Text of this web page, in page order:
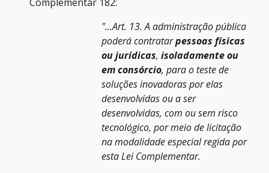
"...Art. 13. A administração pública
poderá contratarpessoas físicas
ou jurídicas,isoladamente ou
em consórcio, para o teste de
soluções inovadoras por elas
desenvolvidas ou a ser
desenvolvidas, com ou sem risco
tecnológico, por meio de licitação
na modalidade especial regida por
esta Lei Complementar.